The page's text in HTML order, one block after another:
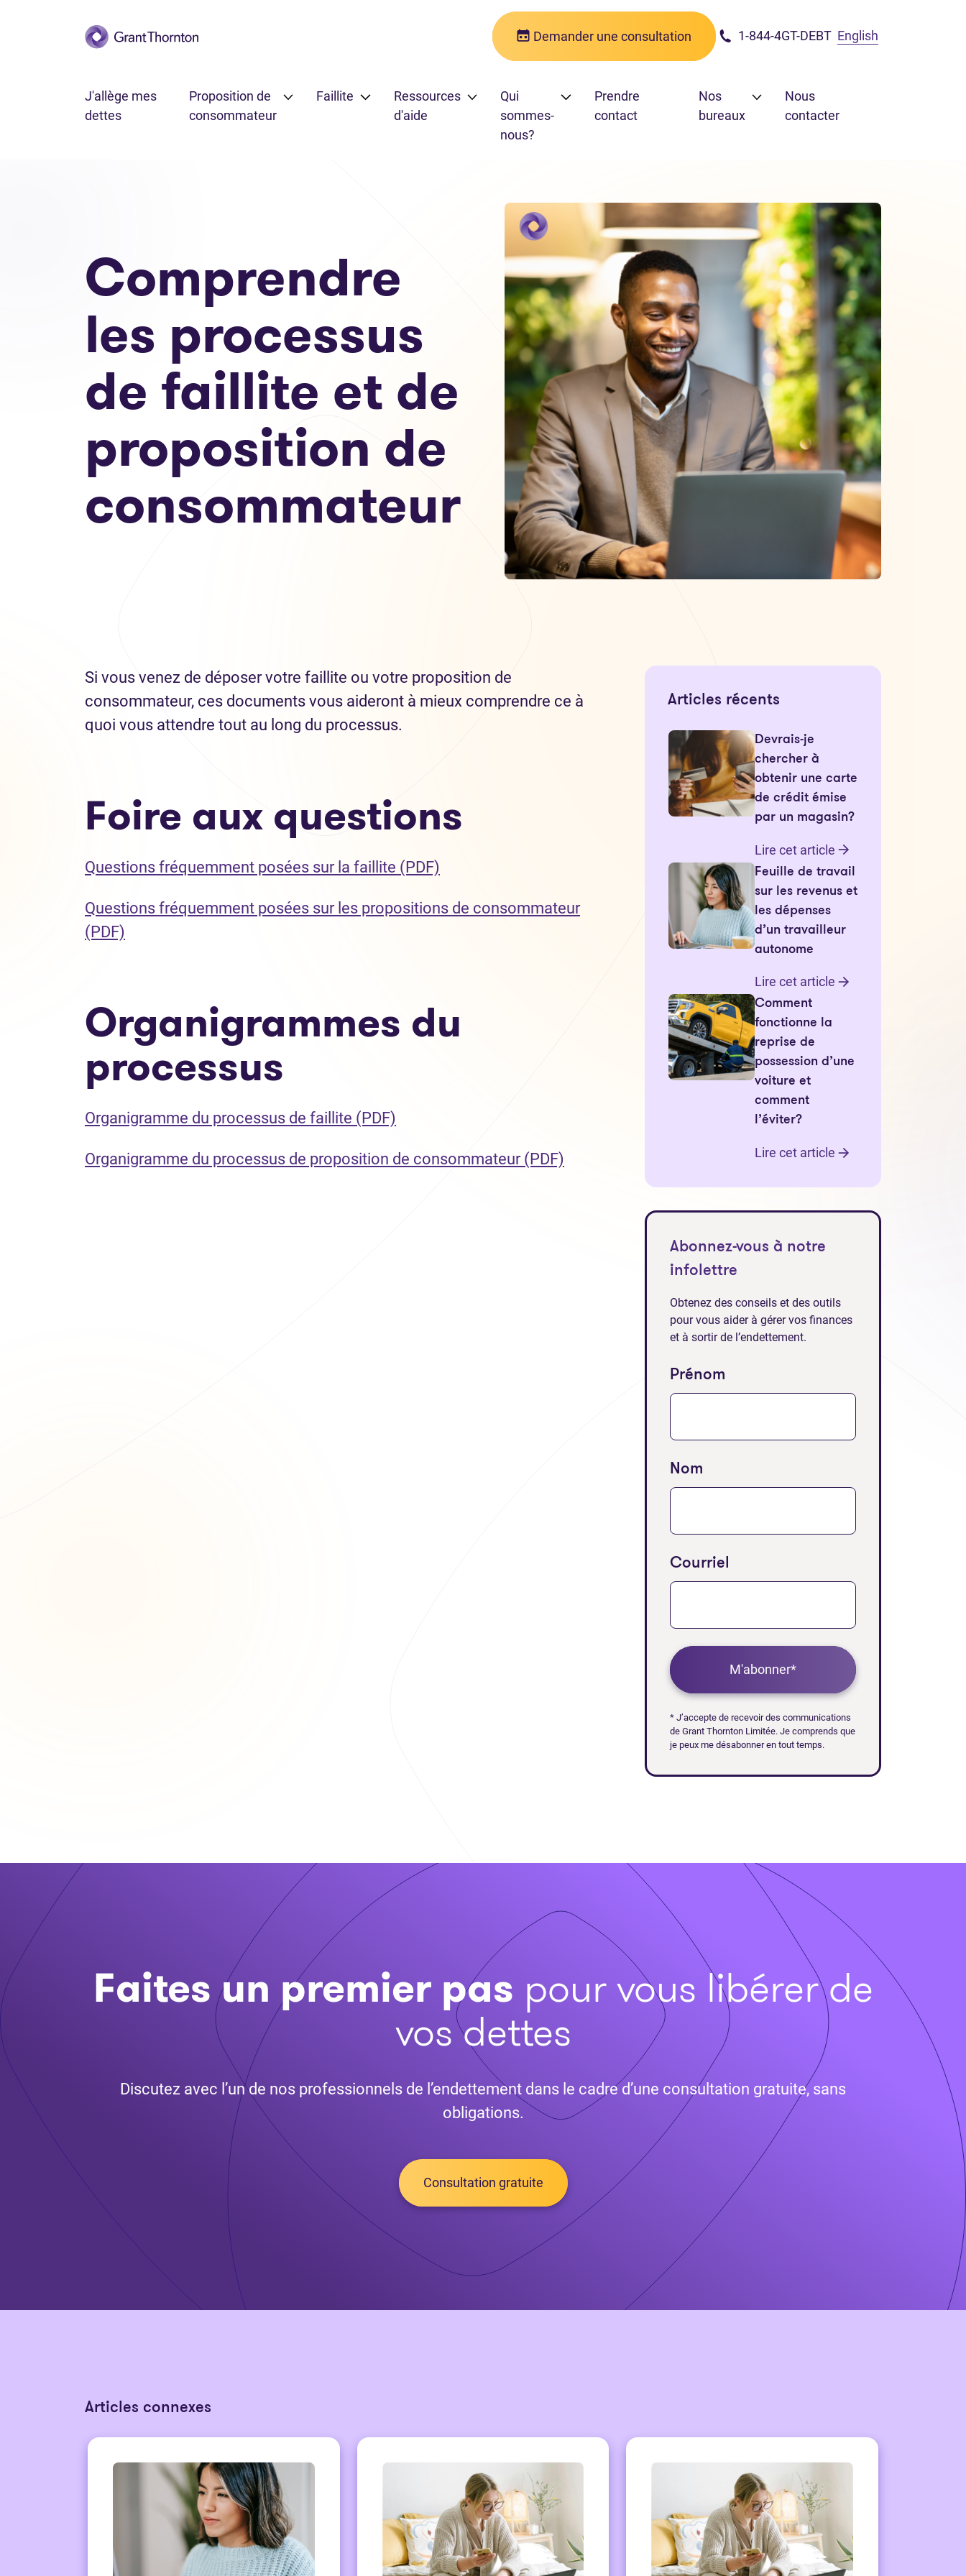
Passer au contenu principal Demander une consultation 1-844-4GT-DEBT English
J'allège mes
dettes
Proposition de
consommateur
Faillite
Ressources
d'aide
Qui
sommes-
nous?
Prendre
contact
Nos
bureaux
Nous
contacter
Comprendre
les processus
de faillite et de
proposition de
consommateur
Si vous venez de déposer votre faillite ou votre proposition de
consommateur, ces documents vous aideront à mieux comprendre ce à
quoi vous attendre tout au long du processus.
Foire aux questions
Questions fréquemment posées sur la faillite (PDF)
Questions fréquemment posées sur les propositions de consommateur
(PDF)
Organigrammes du
processus
Organigramme du processus de faillite (PDF)
Organigramme du processus de proposition de consommateur (PDF) (Ouvre dans un nouvel onglet)
Articles récents
Devrais-je
chercher à
obtenir une carte
de crédit émise
par un magasin?
Lire cet article
Feuille de travail
sur les revenus et
les dépenses
d’un travailleur
autonome
Lire cet article
Comment
fonctionne la
reprise de
possession d’une
voiture et
comment
l’éviter?
Lire cet article
Abonnez-vous à notre
infolettre
Obtenez des conseils et des outils
pour vous aider à gérer vos finances
et à sortir de l’endettement.
Prénom
Nom
Courriel
M'abonner*
* J’accepte de recevoir des communications
de Grant Thornton Limitée. Je comprends que
je peux me désabonner en tout temps.
Faites un premier pas pour vous libérer de
vos dettes
Discutez avec l’un de nos professionnels de l’endettement dans le cadre d’une consultation gratuite, sans
obligations.
Consultation gratuite
Articles connexes